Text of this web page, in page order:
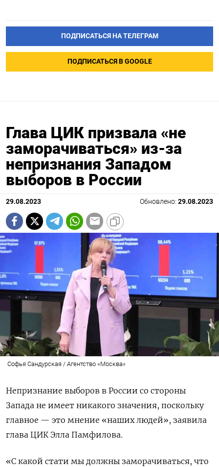
ПОДПИСАТЬСЯ НА ТЕЛЕГРАМ
ПОДПИСАТЬСЯ В GOOGLE
Глава ЦИК призвала «не
заморачиваться» из-за
непризнания Западом
выборов в России
29.08.2023 Обновлено: 29.08.2023
Софья Сандурская / Агентство «Москва»
Непризнание выборов в России со стороны
Запада не имеет никакого значения, поскольку
главное — это мнение «наших людей», заявила
глава ЦИК Элла Памфилова.
«С какой стати мы должны заморачиваться, что